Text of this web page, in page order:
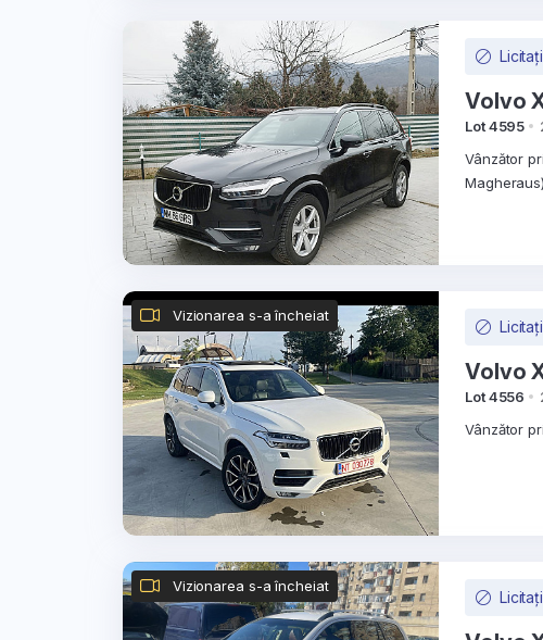
Volvo
Lot 4595
Vânzător
Magheraus)
Vizionarea s-a încheiat
Volvo
Lot 4556
Vânzător
Vizionarea s-a încheiat